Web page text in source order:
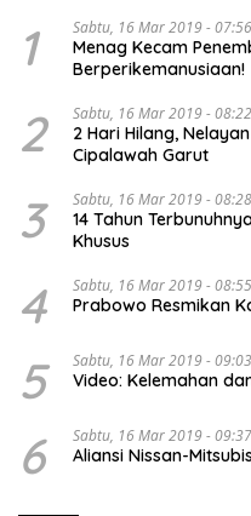
1 Sabtu, 16 Mar 2019 -
Menag Kecam
Berperikemanusiaan!
2 Sabtu, 16 Mar 2019 -
2 Hari Hilang,
Cipalawah Garut
3 Sabtu, 16 Mar 2019 -
14 Tahun
Khusus
4 Sabtu, 16 Mar 2019 -
Prabowo Resmikan
5 Sabtu, 16 Mar 2019 -
Video: Kelemahan
6 Sabtu, 16 Mar 2019 -
Aliansi Nissan-